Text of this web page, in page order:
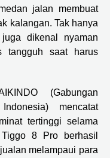
jalan membuat
kalangan. Tak hanya
dikenal nyaman
tangguh saat harus
(Gabungan
mencatat
tertinggi selama
8 Pro berhasil
melampaui para